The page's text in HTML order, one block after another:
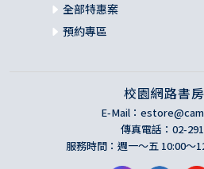
全部特惠案
預約專區
校園網路書
E-Mail：
傳真電話：02-
服務時間：週一～五 10:00～